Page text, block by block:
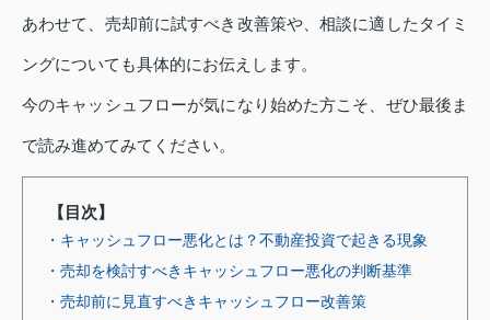
あわせて、売却前に試すべき改善策や、相談に適したタイミ
ングについても具体的にお伝えします。
今のキャッシュフローが気になり始めた方こそ、ぜひ最後ま
で読み進めてみてください。
【目次】
・キャッシュフロー悪化とは？不動産投資で起きる現象
・売却を検討すべきキャッシュフロー悪化の判断基準
・売却前に見直すべきキャッシュフロー改善策